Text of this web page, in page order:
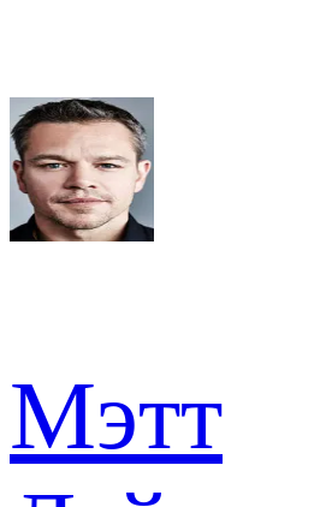
Мэтт